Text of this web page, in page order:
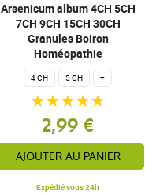
Arsenicum album 4CH 5CH
7CH 9CH 15CH 30CH
Granules Boiron
Homéopathie
4 CH 5 CH +
2,99 €
AJOUTER AU PANIER
Expédié sous 24h